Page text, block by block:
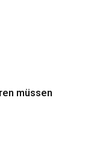
müssen